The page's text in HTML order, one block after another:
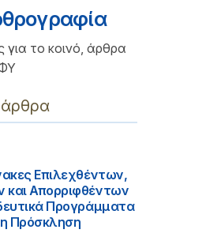
για το κοινό, άρθρα
άρθρα
Επιλεχθέντων,
και Απορριφθέντων
Προγράμματα
Πρόσκληση